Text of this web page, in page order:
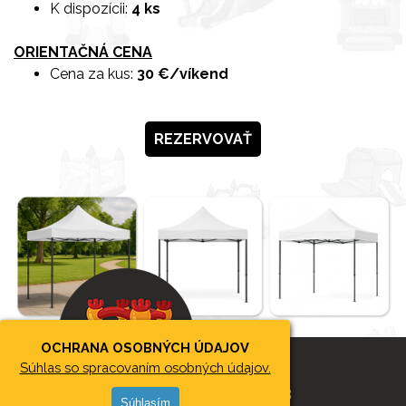
OCHRANA OSOBNÝCH ÚDAJOV
Súhlas so spracovaním osobných údajov.
Súhlasím
K dispozícii: 4 ks
ORIENTAČNÁ CENA
Cena za kus: 30 €/víkend
REZERVOVAŤ
2026 © SKÁKACIEHRADYBB